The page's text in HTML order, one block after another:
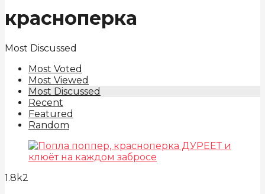
красноперка
Most Discussed
Most Voted
Most Viewed
Most Discussed
Recent
Featured
Random
1.8k2